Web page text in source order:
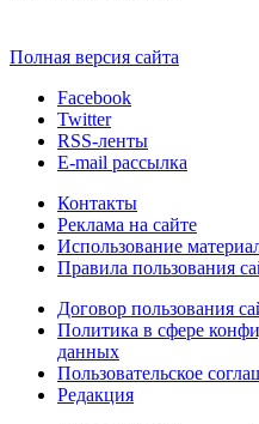
Полная версия сайта
Facebook
Twitter
RSS-ленты
E-mail рассылка
Контакты
Реклама на сайте
Использование
Правила пользования
Договор пользования
Политика в сфере
данных
Пользовательское
Редакция